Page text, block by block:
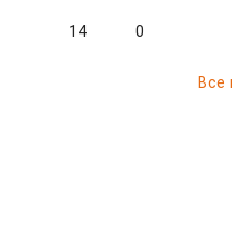
14 0
Все